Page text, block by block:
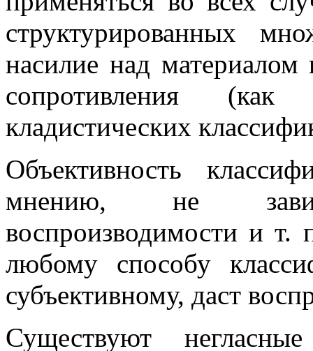
структурированных
насилие над материалом
сопротивления
кладистических
Объективность
мнению, не
воспроизводимости и т.
любому способу
субъективному, даст
Существуют